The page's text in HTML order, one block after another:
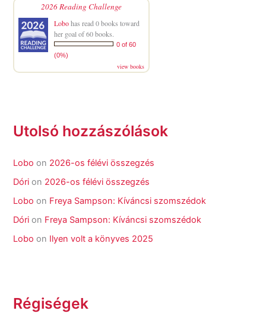
2026 Reading Challenge
Lobohas read 0 books toward
her goal of 60 books.
0 of 60
(0%)
view books
Utolsó hozzászólások
Lobo on 2026-os félévi összegzés
Dóri on 2026-os félévi összegzés
Lobo on Freya Sampson: Kíváncsi szomszédok
Dóri on Freya Sampson: Kíváncsi szomszédok
Lobo on Ilyen volt a könyves 2025
Régiségek